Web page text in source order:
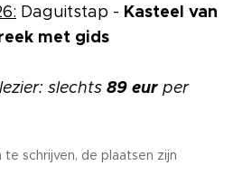
Daguitstap - Kasteel van
met gids
slechts 89 eur per
schrijven, de plaatsen zijn